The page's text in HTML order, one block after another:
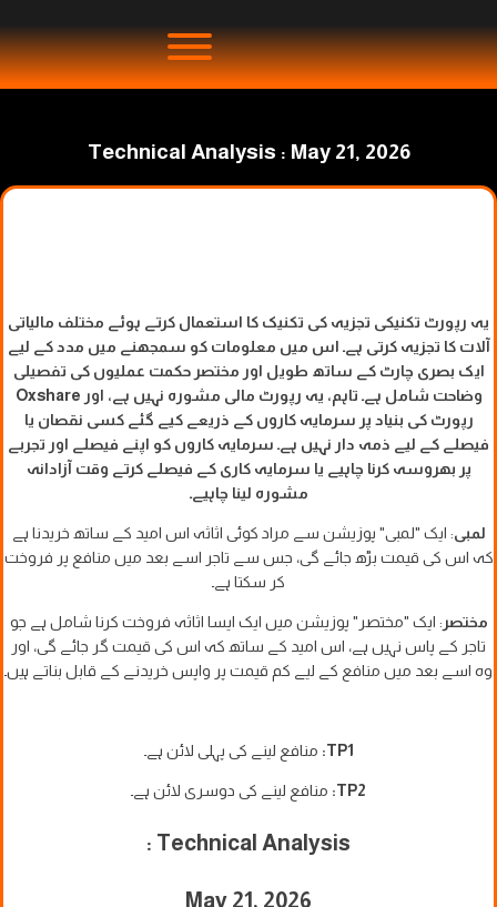
Technical Analysis : May 21, 2026
یہ رپورٹ تکنیکی تجزیہ کی تکنیک کا استعمال کرتے ہوئے مختلف مالیاتی
آلات کا تجزیہ کرتی ہے۔ اس میں معلومات کو سمجھنے میں مدد کے لیے
ایک بصری چارٹ کے ساتھ طویل اور مختصر حکمت عملیوں کی تفصیلی
وضاحت شامل ہے۔ تاہم، یہ رپورٹ مالی مشورہ نہیں ہے، اور Oxshare
رپورٹ کی بنیاد پر سرمایہ کاروں کے ذریعے کیے گئے کسی نقصان یا
فیصلے کے لیے ذمہ دار نہیں ہے۔ سرمایہ کاروں کو اپنے فیصلے اور تجربے
پر بھروسہ کرنا چاہیے یا سرمایہ کاری کے فیصلے کرتے وقت آزادانہ
مشورہ لینا چاہیے۔
لمبی: ایک "لمبی" پوزیشن سے مراد کوئی اثاثہ اس امید کے ساتھ خریدنا ہے
کہ اس کی قیمت بڑھ جائے گی، جس سے تاجر اسے بعد میں منافع پر فروخت
کر سکتا ہے۔
مختصر : ایک "مختصر" پوزیشن میں ایک ایسا اثاثہ فروخت کرنا شامل ہے جو
تاجر کے پاس نہیں ہے، اس امید کے ساتھ کہ اس کی قیمت گر جائے گی، اور
وہ اسے بعد میں منافع کے لیے کم قیمت پر واپس خریدنے کے قابل بناتے ہیں۔
TP1: منافع لینے کی پہلی لائن ہے۔
TP2: منافع لینے کی دوسری لائن ہے۔
Technical Analysis :
May 21, 2026